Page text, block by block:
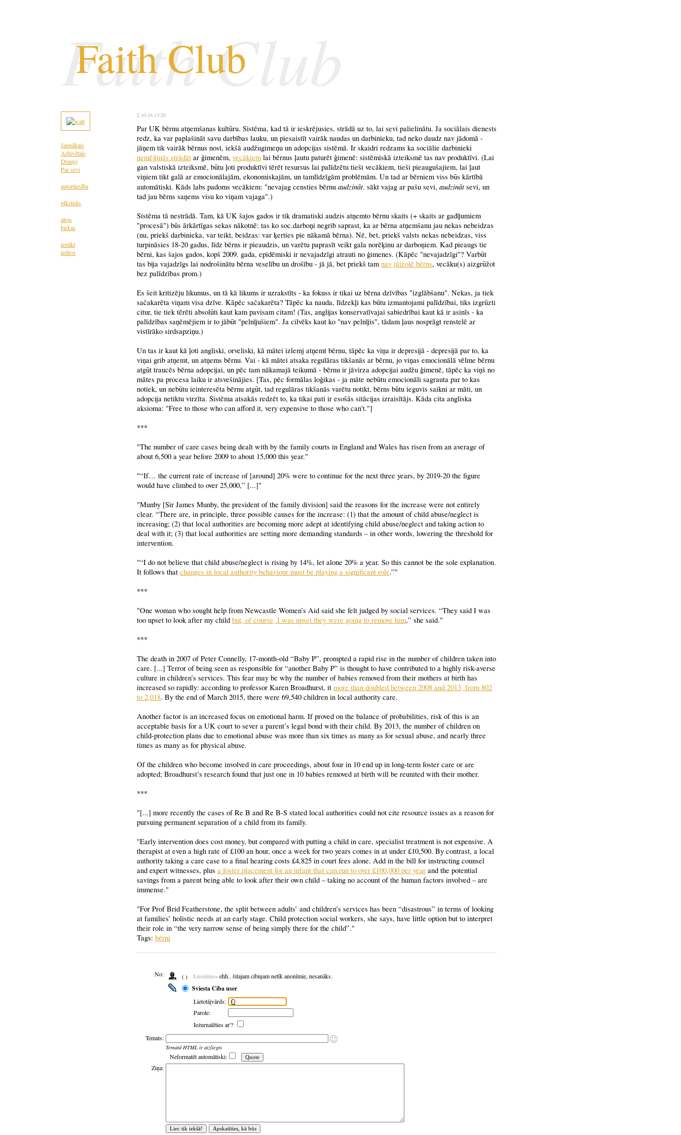
Faith Club
Faith Club
Jaunākais
Arhivētais
Draugi
Par sevi
autortiesība
pīkstulis
ateja
birkas
ienākt
iedirst
2.10.16 13:20
Par UK bērnu atņemšanas kultūru. Sistēma, kad tā ir ieskrējusies, strādā uz to, lai sevi palielinātu. Ja sociālais dienests
redz, ka var paplašināt savu darbības lauku, un piesaistīt vairāk naudas un darbinieku, tad neko daudz nav jādomā -
jāņem tik vairāk bērnus nost, iekšā audžugimeņu un adopcijas sistēmā. Ir skaidri redzams ka sociālie darbinieki
nemēģinās strādāt ar ģimenēm, vecākiem lai bērnus ļautu paturēt ģimenē: sistēmiskā izteiksmē tas nav produktīvi. (Lai
gan valstiskā izteiksmē, būtu ļoti produktīvi tērēt resursus lai palīdzētu tieši vecākiem, tieši pieaugušajiem, lai ļaut
viņiem tikt galā ar emocionālajām, ekonomiskajām, un tamlīdzīgām problēmām. Un tad ar bērniem viss būs kārtībā
automātiski. Kāds labs padoms vecākiem: "nevajag censties bērnu audzināt. sākt vajag ar pašu sevi, audzinātsevi, un
tad jau bērns saņems visu ko viņam vajaga".)
Sistēma tā nestrādā. Tam, kā UK šajos gados ir tik dramatiski audzis atņemto bērnu skaits (+ skaits ar gadījumiem
"procesā") būs ārkārtīgas sekas nākotnē: tas ko soc.darboņi negrib saprast, ka ar bērna atņemšanu jau nekas nebeidzas
(nu, priekš darbinieka, var teikt, beidzas: var ķerties pie nākamā bērna). Nē, bet, priekš valsts nekas nebeidzas, viss
turpināsies 18-20 gadus, līdz bērns ir pieaudzis, un varētu paprasīt veikt gala norēķinu ar darboņiem. Kad pieaugs tie
bērni, kas šajos gados, kopš 2009. gada, epidēmiski ir nevajadzīgi atrauti no ģimenes. (Kāpēc "nevajadzīgi"? Varbūt
tas bija vajadzīgs lai nodrošinātu bērna veselību un drošību - jā jā, bet priekš tam nav jāizolē bērns, vecāku(s) aizgrūžot
bez palīdzības prom.)
Es šeit kritizēju likumus, un tā kā likums ir uzrakstīts - ka fokuss ir tikai uz bērna dzīvības "izglābšanu". Nekas, ja tiek
sačakarēta viņam visa dzīve. Kāpēc sačakarēta? Tāpēc ka nauda, līdzekļi kas būtu izmantojami palīdzībai, tiks izgrūzti
citur, tie tiek tērēti absolūti kaut kam pavisam citam! (Tas, anglijas konservatīvajai sabiedrībai kaut kā ir asinīs - ka
palīdzības saņēmējiem ir to jābūt "pelnījušiem". Ja cilvēks kaut ko "nav pelnījis", tādam ļaus nosprāgt renstelē ar
vistīrāko sirdsapziņu.)
Un tas ir kaut kā ļoti angliski, orveliski, kā mātei izlemj atņemt bērnu, tāpēc ka viņa ir depresijā - depresijā par to, ka
viņai grib atņemt, un atņems bērnu. Vai - kā mātei atsaka regulāras tikšanās ar bērnu, jo viņas emocionālā vēlme bērnu
atgūt traucēs bērna adopcijai, un pēc tam nākamajā teikumā - bērnu ir jāvirza adopcijai audžu ģimenē, tāpēc ka viņš no
mātes pa procesa laiku ir atsvešinājies. [Tas, pēc formālas loģikas - ja māte nebūtu emocionāli sagrauta par to kas
notiek, un nebūtu ieinteresēta bērnu atgūt, tad regulāras tikšanās varētu notikt, bērns būtu ieguvis saikni ar māti, un
adopcija netiktu virzīta. Sistēma atsakās redzēt to, ka tikai pati ir esošās sitācijas izraisītājs. Kāda cita angliska
aksioma: "Free to those who can afford it, very expensive to those who can't."]
***
"The number of care cases being dealt with by the family courts in England and Wales has risen from an average of
about 6,500 a year before 2009 to about 15,000 this year."
"“If… the current rate of increase of [around] 20% were to continue for the next three years, by 2019-20 the figure
would have climbed to over 25,000,” [...]"
"Munby [Sir James Munby, the president of the family division] said the reasons for the increase were not entirely
clear. “There are, in principle, three possible causes for the increase: (1) that the amount of child abuse/neglect is
increasing; (2) that local authorities are becoming more adept at identifying child abuse/neglect and taking action to
deal with it; (3) that local authorities are setting more demanding standards – in other words, lowering the threshold for
intervention.
"“I do not believe that child abuse/neglect is rising by 14%, let alone 20% a year. So this cannot be the sole explanation.
It follows that changes in local authority behaviour must be playing a significant role.”"
***
"One woman who sought help from Newcastle Women’s Aid said she felt judged by social services. “They said I was
too upset to look after my child but, of course, I was upset they were going to remove him,” she said."
***
The death in 2007 of Peter Connelly, 17-month-old “Baby P”, prompted a rapid rise in the number of children taken into
care. [...] Terror of being seen as responsible for “another Baby P” is thought to have contributed to a highly risk-averse
culture in children’s services. This fear may be why the number of babies removed from their mothers at birth has
increased so rapidly: according to professor Karen Broadhurst, it more than doubled between 2008 and 2013, from 802
to 2,018. By the end of March 2015, there were 69,540 children in local authority care.
Another factor is an increased focus on emotional harm. If proved on the balance of probabilities, risk of this is an
acceptable basis for a UK court to sever a parent’s legal bond with their child. By 2013, the number of children on
child-protection plans due to emotional abuse was more than six times as many as for sexual abuse, and nearly three
times as many as for physical abuse.
Of the children who become involved in care proceedings, about four in 10 end up in long-term foster care or are
adopted; Broadhurst’s research found that just one in 10 babies removed at birth will be reunited with their mother.
***
"[...] more recently the cases of Re B and Re B-S stated local authorities could not cite resource issues as a reason for
pursuing permanent separation of a child from its family.
"Early intervention does cost money, but compared with putting a child in care, specialist treatment is not expensive. A
therapist at even a high rate of £100 an hour, once a week for two years comes in at under £10,500. By contrast, a local
authority taking a care case to a final hearing costs £4,825 in court fees alone. Add in the bill for instructing counsel
and expert witnesses, plus a foster placement for an infant that can run to over £100,000 per year and the potential
savings from a parent being able to look after their own child – taking no account of the human factors involved – are
immense."
"For Prof Brid Featherstone, the split between adults’ and children’s services has been “disastrous” in terms of looking
at families’ holistic needs at an early stage. Child protection social workers, she says, have little option but to interpret
their role in “the very narrow sense of being simply there for the child”."
Tags: bērni
No: ( ) Anonīms- ehh.. šitajam cibiņam netīk anonīmie, nesanāks.
Sviesta Ciba user
Lietotājvārds:
Parole:
Iežurnalēties ar'?
Temats:
Tematā HTML ir aizliegts
Neformatēt automātiski:
Ziņa: